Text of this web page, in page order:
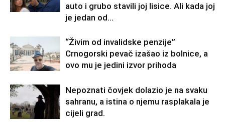
auto i grubo stavili joj lisice. Ali kada joj
je jedan od...
“Živim od invalidske penzije”
Crnogorski pevač izašao iz bolnice, a
ovo mu je jedini izvor prihoda
Nepoznati čovjek dolazio je na svaku
sahranu, a istina o njemu rasplakala je
cijeli grad.